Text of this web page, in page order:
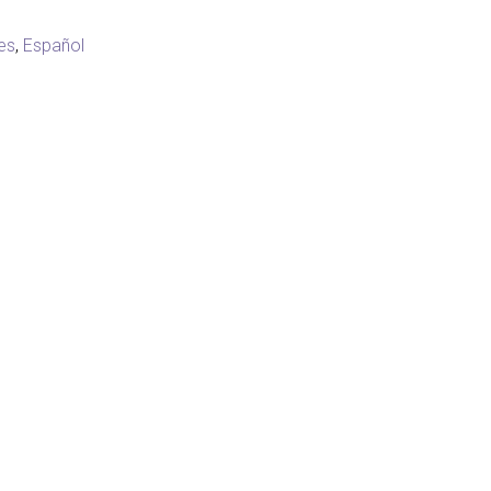
, Español